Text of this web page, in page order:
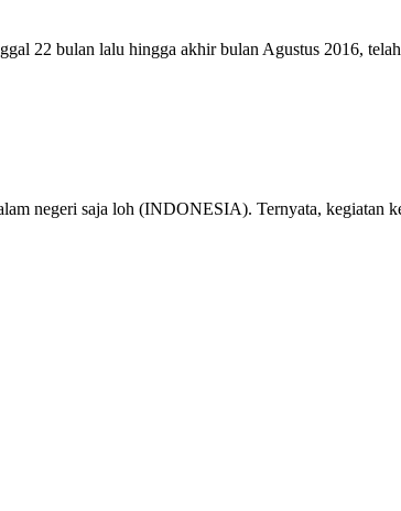
22 bulan lalu hingga akhir bulan Agustus 2016,
negeri saja loh (INDONESIA). Ternyata, kegiatan